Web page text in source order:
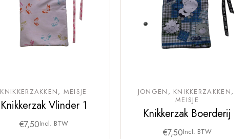
KNIKKERZAKKEN MEISJE
Knikkerzak Vlinder 1
€7,50Incl. BTW
JONGEN
KNIKKERZAKKEN
MEISJE
Knikkerzak Boerderij
€7,50Incl. BTW